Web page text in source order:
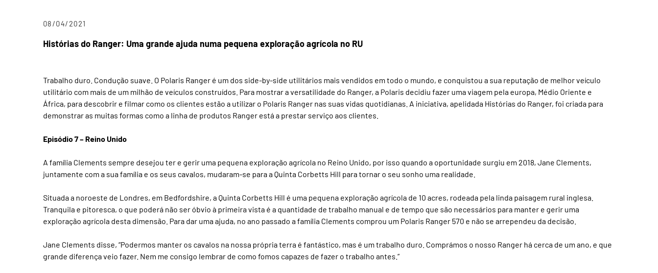
08/04/2021
Histórias do Ranger: Uma grande ajuda numa pequena exploração agrícola no RU
Trabalho duro. Condução suave. O Polaris Ranger é um dos side-by-side utilitários mais vendidos em todo o mundo, e conquistou a sua reputação de melhor veículo
utilitário com mais de um milhão de veículos construídos. Para mostrar a versatilidade do Ranger, a Polaris decidiu fazer uma viagem pela europa, Médio Oriente e
África, para descobrir e filmar como os clientes estão a utilizar o Polaris Ranger nas suas vidas quotidianas. A iniciativa, apelidada Histórias do Ranger, foi criada para
demonstrar as muitas formas como a linha de produtos Ranger está a prestar serviço aos clientes.
Episódio 7 – Reino Unido
A família Clements sempre desejou ter e gerir uma pequena exploração agrícola no Reino Unido, por isso quando a oportunidade surgiu em 2018, Jane Clements,
juntamente com a sua família e os seus cavalos, mudaram-se para a Quinta Corbetts Hill para tornar o seu sonho uma realidade.
Situada a noroeste de Londres, em Bedfordshire, a Quinta Corbetts Hill é uma pequena exploração agrícola de 10 acres, rodeada pela linda paisagem rural inglesa.
Tranquila e pitoresca, o que poderá não ser óbvio à primeira vista é a quantidade de trabalho manual e de tempo que são necessários para manter e gerir uma
exploração agrícola desta dimensão. Para dar uma ajuda, no ano passado a família Clements comprou um Polaris Ranger 570 e não se arrependeu da decisão.
Jane Clements disse, “Podermos manter os cavalos na nossa própria terra é fantástico, mas é um trabalho duro. Comprámos o nosso Ranger há cerca de um ano, e que
grande diferença veio fazer. Nem me consigo lembrar de como fomos capazes de fazer o trabalho antes.”